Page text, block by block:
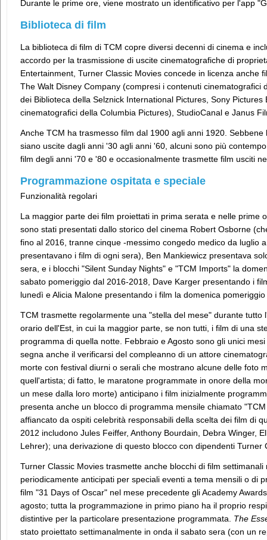
Durante le prime ore, viene mostrato un identificativo per l'app
Biblioteca di film
La biblioteca di film di TCM copre diversi decenni di cinema e
accordo per la trasmissione di uscite cinematografiche di
Entertainment, Turner Classic Movies concede in licenza anche
The Walt Disney Company (compresi i contenuti
dei Biblioteca della Selznick International Pictures, Sony
cinematografici della Columbia Pictures), StudioCanal e Janus
Anche TCM ha trasmesso film dal 1900 agli anni 1920.
siano uscite dagli anni '30 agli anni '60, alcuni sono più
film degli anni '70 e '80 e occasionalmente trasmette film usciti
Programmazione ospitata e speciale
Funzionalità regolari
La maggior parte dei film proiettati in prima serata e nelle prime
sono stati presentati dallo storico del cinema Robert Osborne
fino al 2016, tranne cinque -messimo congedo medico da luglio
presentavano i film di ogni sera), Ben Mankiewicz presentava
sera, e i blocchi "Silent Sunday Nights" e "TCM Imports" la
sabato pomeriggio dal 2016-2018, Dave Karger presentando i
lunedì e Alicia Malone presentando i film la domenica
TCM trasmette regolarmente una "stella del mese" durante
orario dell'Est, in cui la maggior parte, se non tutti, i film di una
programma di quella notte. Febbraio e Agosto sono gli unici
segna anche il verificarsi del compleanno di un attore
morte con festival diurni o serali che mostrano alcune delle foto
quell'artista; di fatto, le maratone programmate in onore della
un mese dalla loro morte) anticipano i film inizialmente
presenta anche un blocco di programma mensile chiamato
affiancato da ospiti celebrità responsabili della scelta dei film di
2012 includono Jules Feiffer, Anthony Bourdain, Debra Winger,
Lehrer); una derivazione di questo blocco con dipendenti
Turner Classic Movies trasmette anche blocchi di film
periodicamente anticipati per speciali eventi a tema mensili o di
film "31 Days of Oscar" nel mese precedente gli Academy
agosto; tutta la programmazione in primo piano ha il proprio
distintive per la particolare presentazione programmata. The
stato proiettato settimanalmente in onda il sabato sera (con un